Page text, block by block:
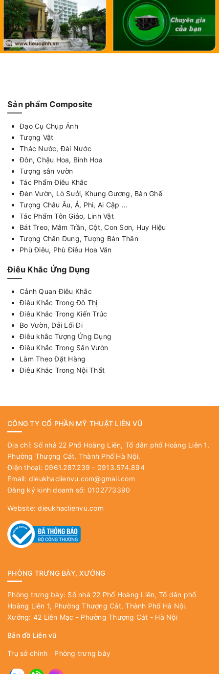
Sản phẩm Composite
Đạo Cụ Chụp Ảnh
Tượng Vật
Thác Nước, Đài Nước
Đôn, Chậu Hoa, Bình Hoa
Tượng sân vườn
Tác Phẩm Điêu Khắc
Đèn Vườn, Lò Sưởi, Khung Gương, Bàn Ghế
Tượng Châu Âu, Á, Phi, Ai Cập ...
Tác Phẩm Tôn Giáo, Linh Vật
Bát Treo, Mâm Trần, Cột, Con Sơn, Huy Hiệu
Tượng Chân Dung, Tượng Bán Thân
Phù Điêu, Phù Điêu Hoa Văn
Điêu Khắc Ứng Dụng
Cảnh Quan Điêu Khắc
Điêu Khắc Trong Đô Thị
Điêu Khắc Trong Kiến Trúc
Bo Vườn, Dải Lối Đi
Điêu khắc Tượng Ứng Dụng
Điêu Khắc Trong Sân Vườn
Làm Theo Đặt Hàng
Điêu Khắc Trong Nội Thất
CÔNG TY CỔ PHẦN MỸ THUẬT LIÊN VŨ
Địa chỉ: Số nhà 22 Phố Hoàng Liên, Tổ dân phố Hoàng Liên 1,
Phường Thượng Cát, Thành Phố Hà Nội.
Điện thoại: 0961.287.239 - 0913.574.894
Email: dieukhaclienvu.com@gmail.com
Đăng ký kinh doanh số: 0102773390
Website:dieukhaclienvu.com
PHÒNG TRƯNG BÀY, XƯỞNG
Phòng trưng bày: Số nhà 22 Phố Hoàng Liên, Tổ dân phố
Hoàng Liên 1, Phường Thượng Cát, Thành Phố Hà Nội.
Xưởng: 42 Liên Mạc - Phường Thượng Cát - Hà Nội
Bản đồ Liên vũ
Trụ sở chính Phòng trưng bày